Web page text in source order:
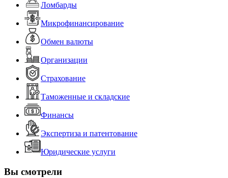
Ломбарды
Микрофинансирование
Обмен валюты
Организации
Страхование
Таможенные и складские
Финансы
Экспертиза и патентование
Юридические услуги
Вы смотрели